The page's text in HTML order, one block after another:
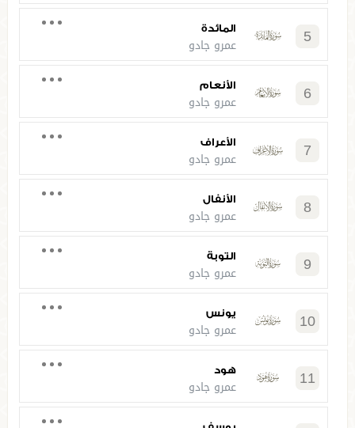
5 المائدة
عمرو جادو
6 الأنعام
عمرو جادو
7 الأعراف
عمرو جادو
8 الأنفال
عمرو جادو
9 التوبة
عمرو جادو
10 يونس
عمرو جادو
11 هود
عمرو جادو